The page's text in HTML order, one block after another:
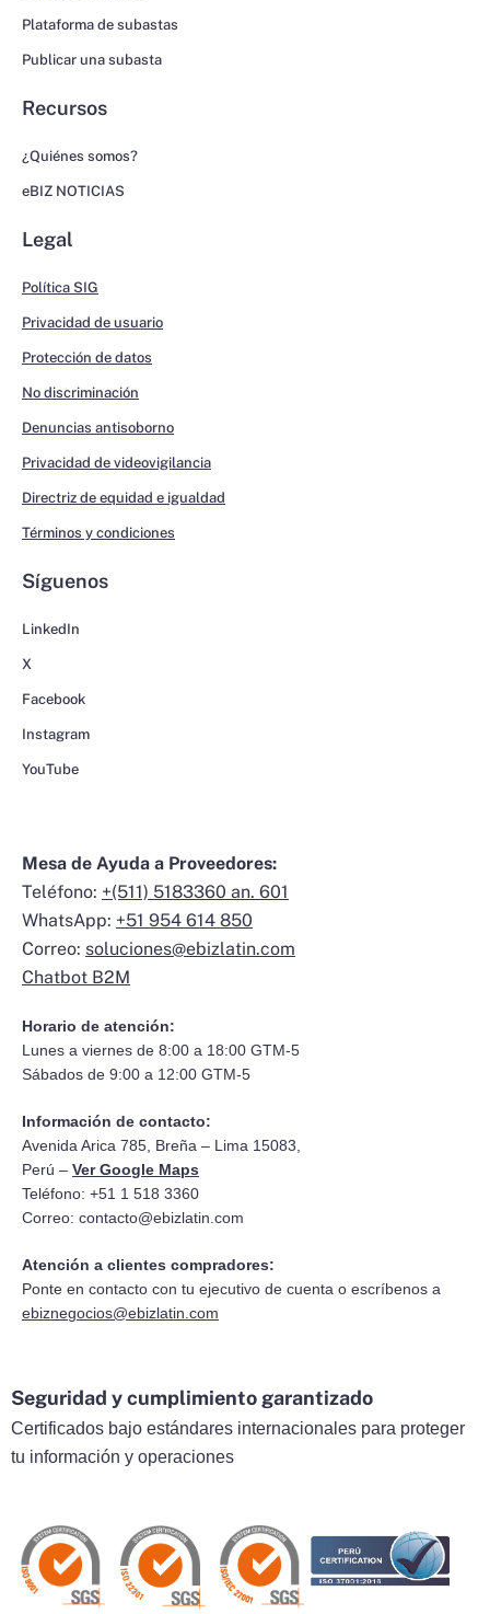
Plataforma de subastas
Publicar una subasta
Recursos
¿Quiénes somos?
eBIZ NOTICIAS
Legal
Política SIG
Privacidad de usuario
Protección de datos
No discriminación
Denuncias antisoborno
Privacidad de videovigilancia
Directriz de equidad e igualdad
Términos y condiciones
Síguenos
LinkedIn
X
Facebook
Instagram
YouTube
Mesa de Ayuda a Proveedores:
Teléfono: +(511) 5183360 an. 601
WhatsApp: +51 954 614 850
Correo: soluciones@ebizlatin.com
Chatbot B2M
Horario de atención:
Lunes a viernes de 8:00 a 18:00 GTM-5
Sábados de 9:00 a 12:00 GTM-5
Información de contacto:
Avenida Arica 785, Breña – Lima 15083,
Perú – Ver Google Maps
Teléfono: +51 1 518 3360
Correo: contacto@ebizlatin.com
Atención a clientes compradores:
Ponte en contacto con tu ejecutivo de cuenta o escríbenos a
ebiznegocios@ebizlatin.com
Seguridad y cumplimiento garantizado
Certificados bajo estándares internacionales para proteger
tu información y operaciones